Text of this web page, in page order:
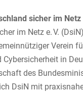
sicher im Netz
im Netz e. V.
Verein
in
des
DsiN mit